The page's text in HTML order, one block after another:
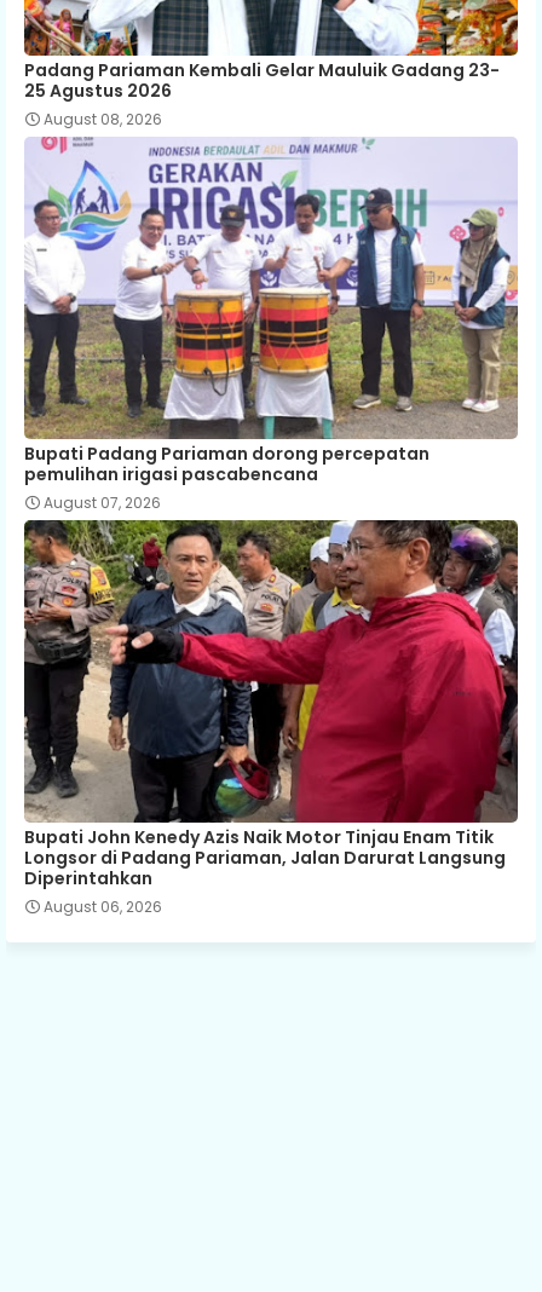
Padang Pariaman Kembali Gelar Mauluik Gadang 23-
25 Agustus 2026
August 08, 2026
Bupati Padang Pariaman dorong percepatan
pemulihan irigasi pascabencana
August 07, 2026
Bupati John Kenedy Azis Naik Motor Tinjau Enam Titik
Longsor di Padang Pariaman, Jalan Darurat Langsung
Diperintahkan
August 06, 2026